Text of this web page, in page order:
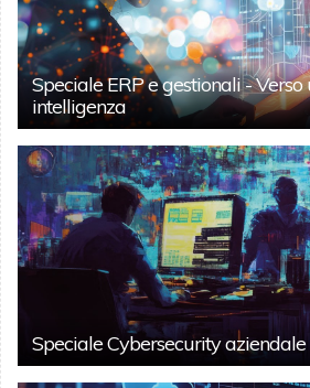
Speciale ERP e gestionali -
intelligenza
Speciale Cybersecurity aziendale